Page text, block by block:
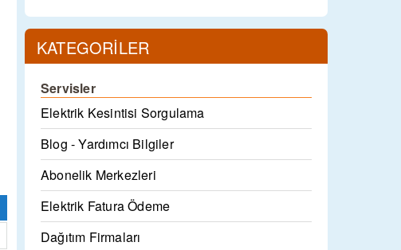
KATEGORİLER
Servisler
Elektrik Kesintisi Sorgulama
Blog - Yardımcı Bilgiler
Abonelik Merkezleri
Elektrik Fatura Ödeme
Dağıtım Firmaları